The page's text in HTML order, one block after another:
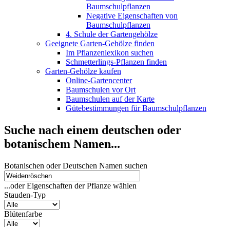
Baumschulpflanzen
Negative Eigenschaften von
Baumschulpflanzen
4. Schule der Gartengehölze
Geeignete Garten-Gehölze finden
Im Pflanzenlexikon suchen
Schmetterlings-Pflanzen finden
Garten-Gehölze kaufen
Online-Gartencenter
Baumschulen vor Ort
Baumschulen auf der Karte
Gütebestimmungen für Baumschulpflanzen
Suche nach einem deutschen oder
botanischem Namen...
Botanischen oder Deutschen Namen suchen
...oder Eigenschaften der Pflanze wählen
Stauden-Typ
Blütenfarbe